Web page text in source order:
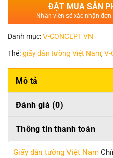
ĐẶT MUA SẢN
Nhân viên sẽ xác nhận
Danh mục:V-CONCEPT VN
Thẻ:giấy dán tường Việt Nam,V-
Mô tả
Đánh giá (0)
Thông tin thanh toán
Giấy dán tường Việt Nam